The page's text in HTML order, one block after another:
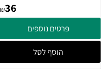
₪36
פרטים נוספים
הוסף לסל